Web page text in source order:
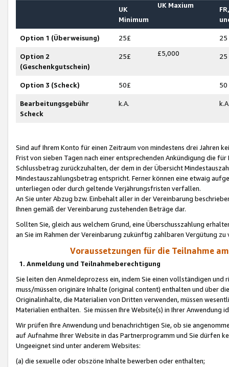
UK
Minimum
UK Maxium
Option 1 (Überweisung) 25£ 25
Option 2
(Geschenkgutschein)
25£ £5,000 25
Option 3 (Scheck) 50£ 50
Bearbeitungsgebühr
Scheck
k.A.
Sind auf Ihrem Konto für einen Zeitraum von mindestens drei Jahren
Frist von sieben Tagen nach einer entsprechenden Ankündigung die
Schlussbetrag zurückzuhalten, der dem in der Übersicht
Mindestauszahlungsbetrag entspricht. Ferner können eine etwaig
unterliegen oder durch geltende Verjährungsfristen verfallen.
An Sie unter Abzug bzw. Einbehalt aller in der Vereinbarung
Ihnen gemäß der Vereinbarung zustehenden Beträge dar.
Sollten Sie, gleich aus welchem Grund, eine Überschusszahlung
an Sie im Rahmen der Vereinbarung zukünftig zahlbaren Vergütung zu
Voraussetzungen für die Teilnahme
1. Anmeldung und Teilnahmeberechtigung
Sie leiten den Anmeldeprozess ein, indem Sie einen vollständigen
muss/müssen originäre Inhalte (original content) enthalten und über
Originalinhalte, die Materialien von Dritten verwenden, müssen
Materialien enthalten. Sie müssen Ihre Website(s) in Ihrer Anwendung
Wir prüfen Ihre Anwendung und benachrichtigen Sie, ob sie
auf Aufnahme Ihrer Website in das Partnerprogramm und Sie dürfen
Ungeeignet sind unter anderem Websites:
(a) die sexuelle oder obszöne Inhalte bewerben oder enthalten;